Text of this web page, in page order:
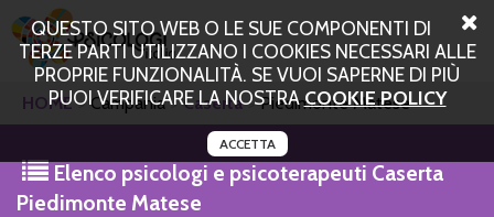
QUESTO SITO WEB O LE SUE COMPONENTI DI
TERZE PARTI UTILIZZANO I COOKIES NECESSARI ALLE
PROPRIE FUNZIONALITÀ. SE VUOI SAPERNE DI PIÙ
PUOI VERIFICARE LA NOSTRACOOKIE POLICY
ACCETTA
HOME Campania Caserta Piedimonte Matese
Elenco psicologi e psicoterapeuti Caserta
Piedimonte Matese